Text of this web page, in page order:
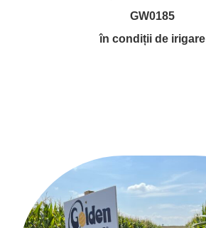
GW0185
în condiții de irigare